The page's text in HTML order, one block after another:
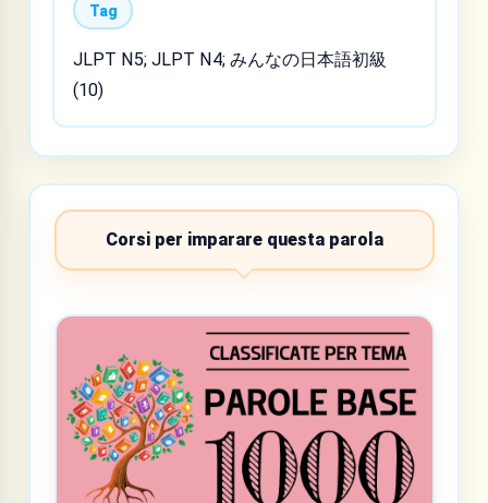
Tag
JLPT N5; JLPT N4; みんなの日本語初級
(10)
Corsi per imparare questa parola